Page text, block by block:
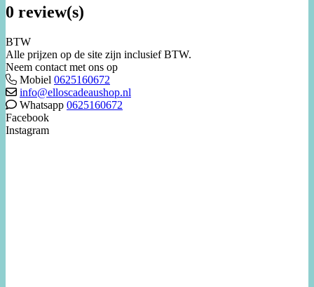
0 review(s)
BTW
Alle prijzen op de site zijn inclusief BTW.
Neem contact met ons op
Mobiel 0625160672
info@elloscadeaushop.nl
Whatsapp 0625160672
Facebook
Instagram